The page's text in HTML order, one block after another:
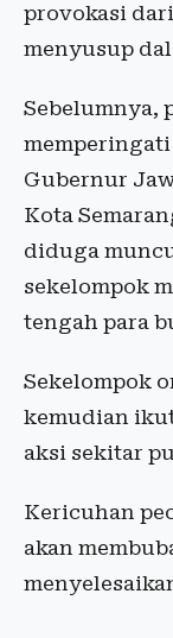
provokasi
menyusup
Sebelumnya,
Gubernur
Kota
diduga
sekelompok
tengah para
Sekelompok
kemudian
aksi sekitar
Kericuhan
akan